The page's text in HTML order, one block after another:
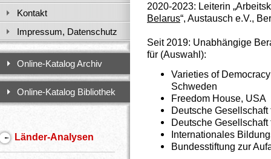
2020-2023: Leiterin
Belarus“, Austausch e.V.,
Seit 2019: Unabhängige
für (Auswahl):
Varieties of
Schweden
Freedom House, USA
Deutsche
Deutsche
Internationales
Bundesstiftung zur
Kontakt
Impressum, Datenschutz
Online-Katalog Archiv
Online-Katalog Bibliothek
Länder-Analysen